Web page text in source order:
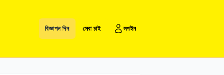
বিজ্ঞাপন দিন সেবা চাই লগইন